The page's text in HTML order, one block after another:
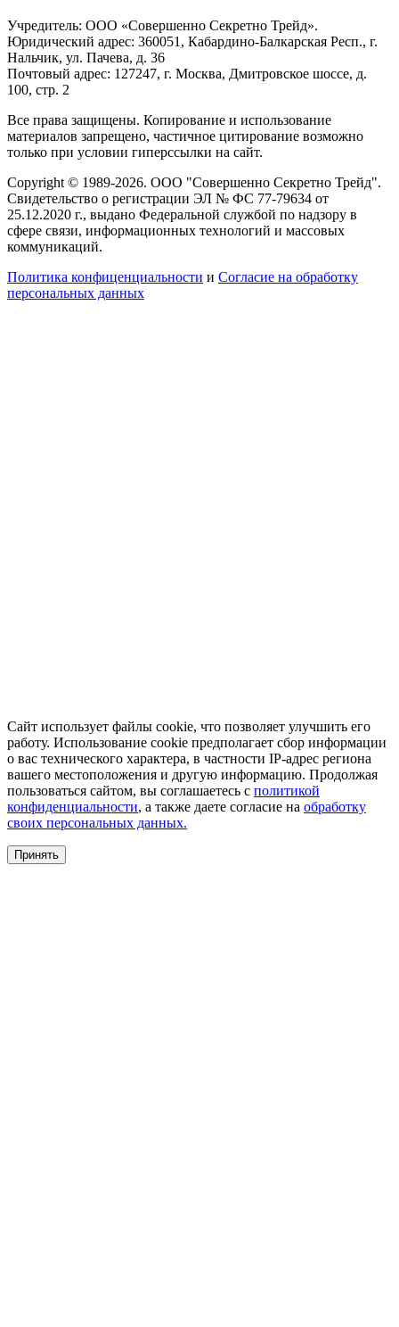
Учредитель: ООО «Совершенно Секретно Трейд».
Юридический адрес: 360051, Кабардино-Балкарская Респ., г.
Нальчик, ул. Пачева, д. 36
Почтовый адрес: 127247, г. Москва, Дмитровское шоссе, д.
100, стр. 2
Все права защищены. Копирование и использование
материалов запрещено, частичное цитирование возможно
только при условии гиперссылки на сайт.
Copyright © 1989-2026. ООО "Совершенно Секретно Трейд".
Свидетельство о регистрации ЭЛ № ФС 77-79634 от
25.12.2020 г., выдано Федеральной службой по надзору в
сфере связи, информационных технологий и массовых
коммуникаций.
Политика конфиценциальности и Согласие на обработку
персональных данных
Сайт использует файлы cookie, что позволяет улучшить его
работу. Использование cookie предполагает сбор информации
о вас технического характера, в частности IP-адрес региона
вашего местоположения и другую информацию. Продолжая
пользоваться сайтом, вы соглашаетесь с политикой
конфиденциальности, а также даете согласие на обработку
своих персональных данных.
Принять